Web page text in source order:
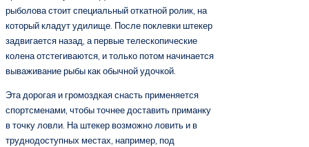
рыболова стоит специальный откатной ролик, на
который кладут удилище. После поклевки штекер
задвигается назад, а первые телескопические
колена отстегиваются, и только потом начинается
вываживание рыбы как обычной удочкой.
Эта дорогая и громоздкая снасть применяется
спортсменами, чтобы точнее доставить приманку
в точку ловли. На штекер возможно ловить и в
труднодоступных местах, например, под